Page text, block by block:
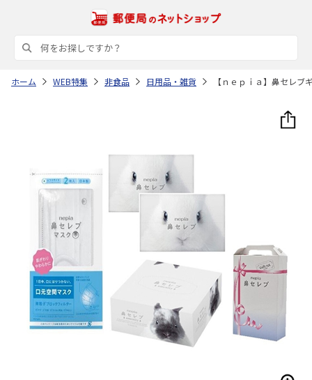
ホーム WEB特集 非食品 日用品・雑貨 【ｎｅｐｉａ】鼻セレ